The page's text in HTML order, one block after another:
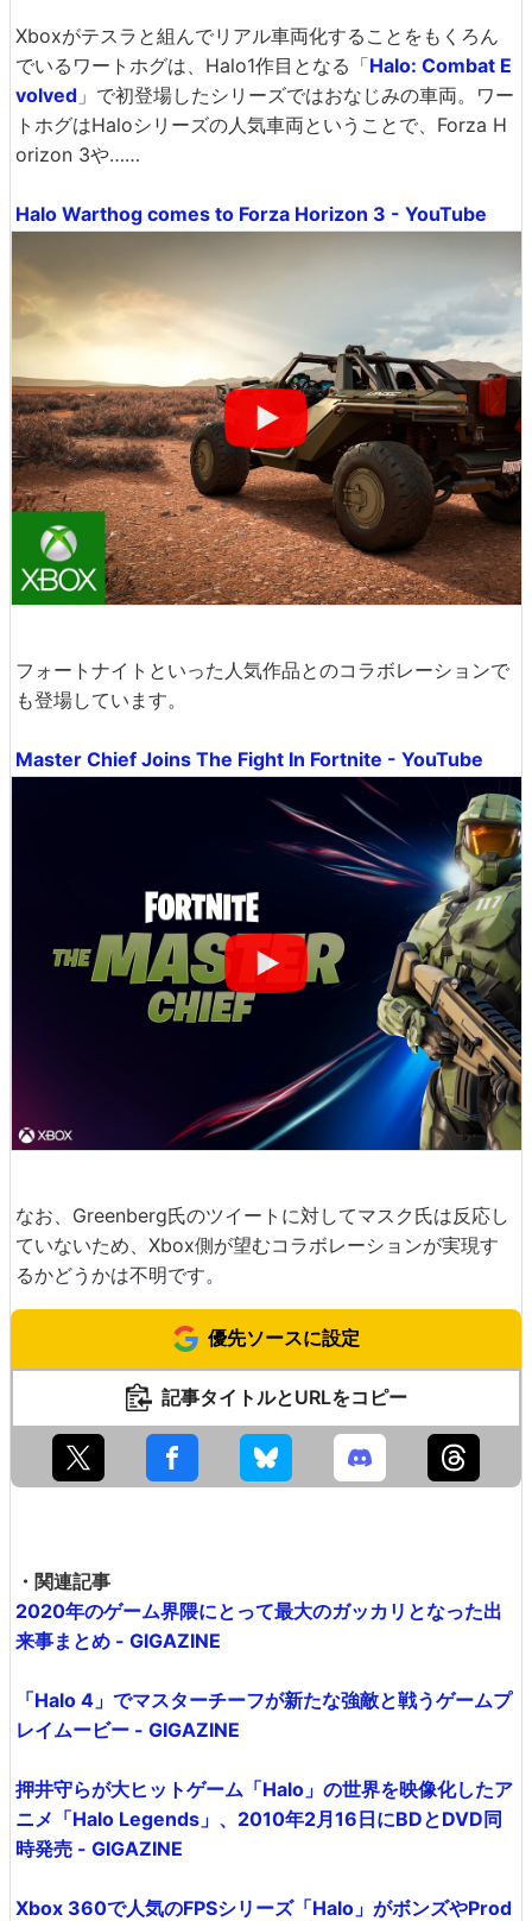
Xboxがテスラと組んでリアル車両化することをもくろん
でいるワートホグは、Halo1作目となる「Halo: Combat E
volved 」で初登場したシリーズではおなじみの車両。ワー
トホグはHaloシリーズの人気車両ということで、Forza H
orizon 3や……
Halo Warthog comes to Forza Horizon 3 - YouTube
フォートナイトといった人気作品とのコラボレーションで
も登場しています。
Master Chief Joins The Fight In Fortnite - YouTube
なお、Greenberg氏のツイートに対してマスク氏は反応し
ていないため、Xbox側が望むコラボレーションが実現す
るかどうかは不明です。
優先ソースに設定
記事タイトルとURLをコピー
・関連記事
2020年のゲーム界隈にとって最大のガッカリとなった出
来事まとめ - GIGAZINE
「Halo 4」でマスターチーフが新たな強敵と戦うゲームプ
レイムービー - GIGAZINE
押井守らが大ヒットゲーム「Halo」の世界を映像化したア
ニメ「Halo Legends」、2010年2月16日にBDとDVD同
時発売 - GIGAZINE
Xbox 360で人気のFPSシリーズ「Halo」がボンズやProd